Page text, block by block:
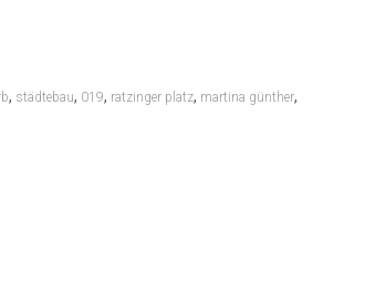
, städtebau, 019, ratzinger platz, martina günther,